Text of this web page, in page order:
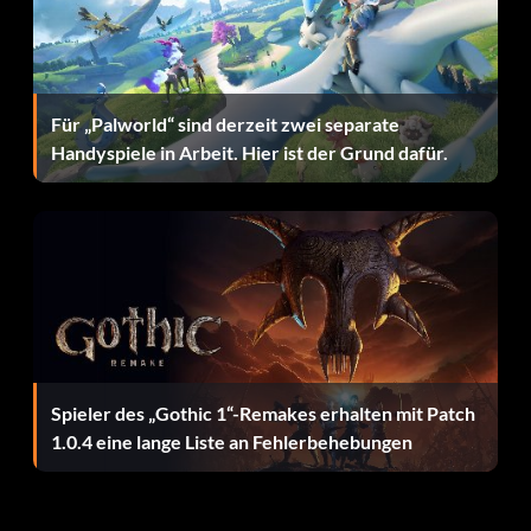
Kettenmeister (Silber): Erziele 100 aufeinanderfolgende
Treffer.
Goldmeister (Silber): Verdienen Sie insgesamt 300.000
Gold.
Probezeit (Bronze): Mindestens eine Mission mit jedem
Gib mir dein Geld! (Bronze): Erfülle einen von Accords
Wünschen.
Fork it All Over! (Silber): Erfülle 20 von Accords
Anfragen.
Jede letzte Münze gehört mir! (Gold): Erfülle alle
Für „Palworld“ sind derzeit zwei separate
Handyspiele in Arbeit. Hier ist der Grund dafür.
Spieler des „Gothic 1“-Remakes erhalten mit Patch
1.0.4 eine lange Liste an Fehlerbehebungen